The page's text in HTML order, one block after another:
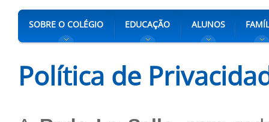
SOBRE O COLÉGIO EDUCAÇÃO ALUNOS
Política de